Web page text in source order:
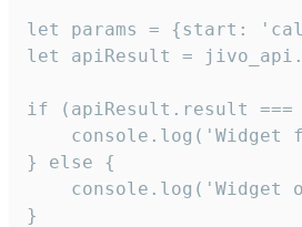
let params = {start:
let apiResult =
if (apiResult.result
console.log('Widget
} else {
console.log('Widget
}